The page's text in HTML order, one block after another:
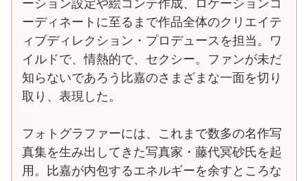
ーション設定や絵コンテ作成、ロケーションコ
ーディネートに至るまで作品全体のクリエイテ
ィブディレクション・プロデュースを担当。ワ
イルドで、情熱的で、セクシー。ファンが未だ
知らないであろう比嘉のさまざまな一面を切り
取り、表現した。
フォトグラファーには、これまで数多の名作写
真集を生み出してきた写真家・藤代冥砂氏を起
用。比嘉が内包するエネルギーを余すところな